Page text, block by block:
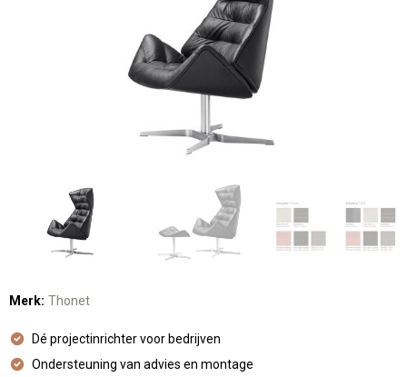
Merk: Thonet
Dé projectinrichter voor bedrijven
Ondersteuning van advies en montage